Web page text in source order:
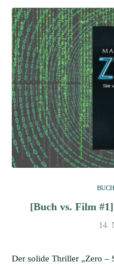
[Buch vs. Film
14.
Der solide Thriller „Zero –